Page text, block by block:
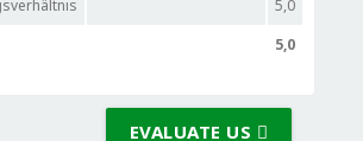
5,0
5,0
EVALUATE US